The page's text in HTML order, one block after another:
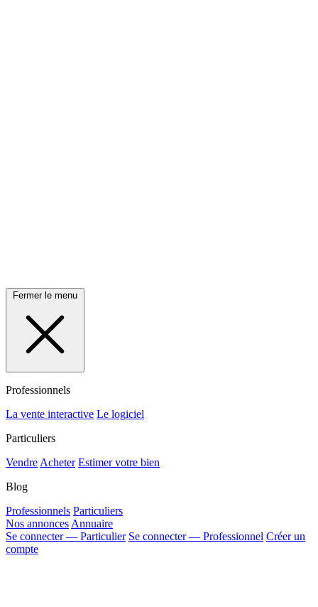
Fermer le menu
Professionnels
La vente interactive Le logiciel
Particuliers
Vendre Acheter Estimer votre bien
Blog
Professionnels Particuliers
Nos annonces Annuaire
Se connecter — Particulier Se connecter — Professionnel Créer un
compte